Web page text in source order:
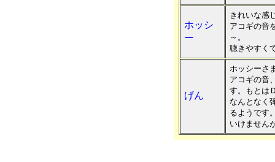
ホッシ
ー
きれいな感
アコギの音
～。
聴きやすく
げん
ホッシーさ
アコギの音
す。もとは
なんとなく
るようです
いけません